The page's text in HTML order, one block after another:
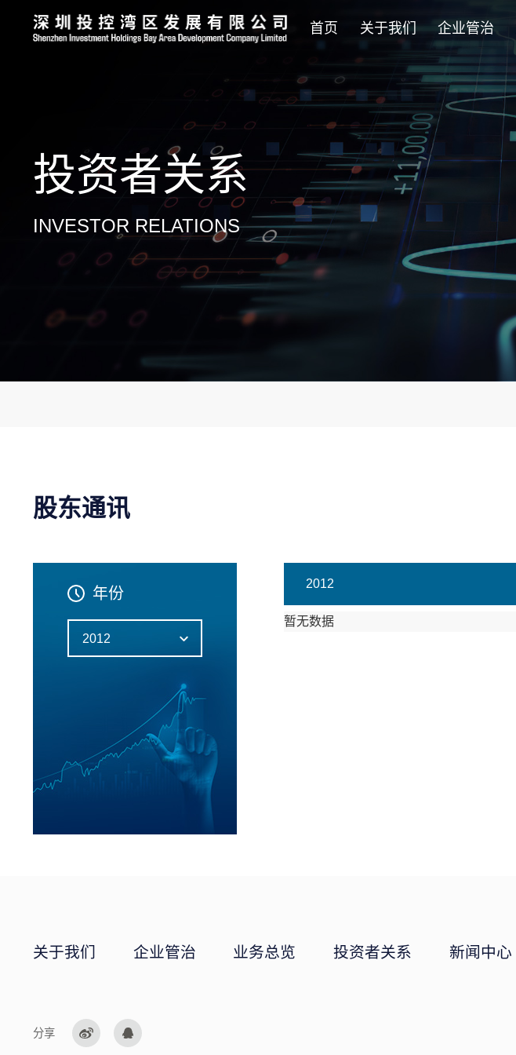
首页 关于我们 企业管治
投资者关系
INVESTOR RELATIONS
股东通讯
年份
2012
2012
暂无数据
关于我们 企业管治 业务总览 投资者关系 新闻中心
分享